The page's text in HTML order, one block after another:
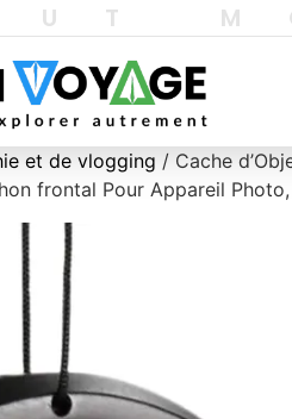
et de vlogging / Cache
frontal Pour Appareil